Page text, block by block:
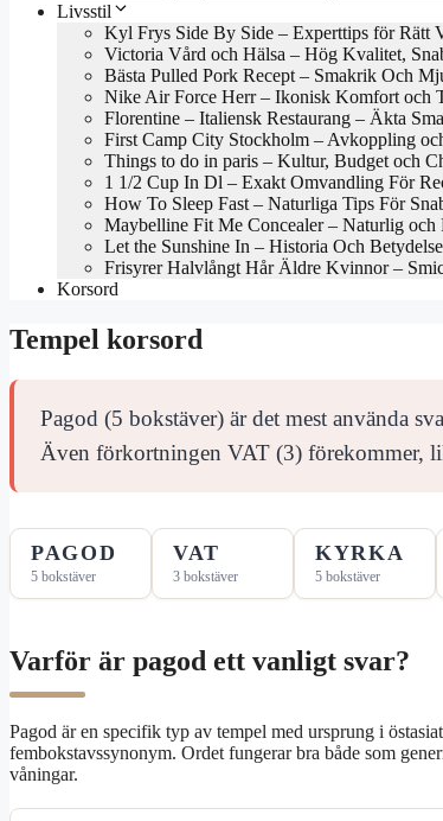
Livsstil
Kyl Frys Side By Side – Experttips för Rätt
Victoria Vård och Hälsa – Hög Kvalitet,
Bästa Pulled Pork Recept – Smakrik Och
Nike Air Force Herr – Ikonisk Komfort och
Florentine – Italiensk Restaurang – Äkta
First Camp City Stockholm – Avkoppling
Things to do in paris – Kultur, Budget och
1 1/2 Cup In Dl – Exakt Omvandling För
How To Sleep Fast – Naturliga Tips För
Maybelline Fit Me Concealer – Naturlig och
Let the Sunshine In – Historia Och Betydelse
Frisyrer Halvlångt Hår Äldre Kvinnor –
Korsord
Tempel korsord
Pagod (5 bokstäver) är det mest använda
Även förkortningen VAT (3) förekommer,
PAGOD
5 bokstäver
VAT
3 bokstäver
KYRKA
5 bokstäver
Varför är pagod ett vanligt svar?
Pagod är en specifik typ av tempel med ursprung i
fembokstavssynonym. Ordet fungerar bra både som
våningar.